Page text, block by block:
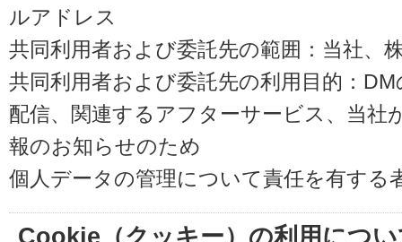
ルアドレス
共同利用者および委託先の範囲：当社、
共同利用者および委託先の利用目的：
配信、関連するアフターサービス、当社
報のお知らせのため
個人データの管理について責任を有する
Cookie（クッキー）の利用につ